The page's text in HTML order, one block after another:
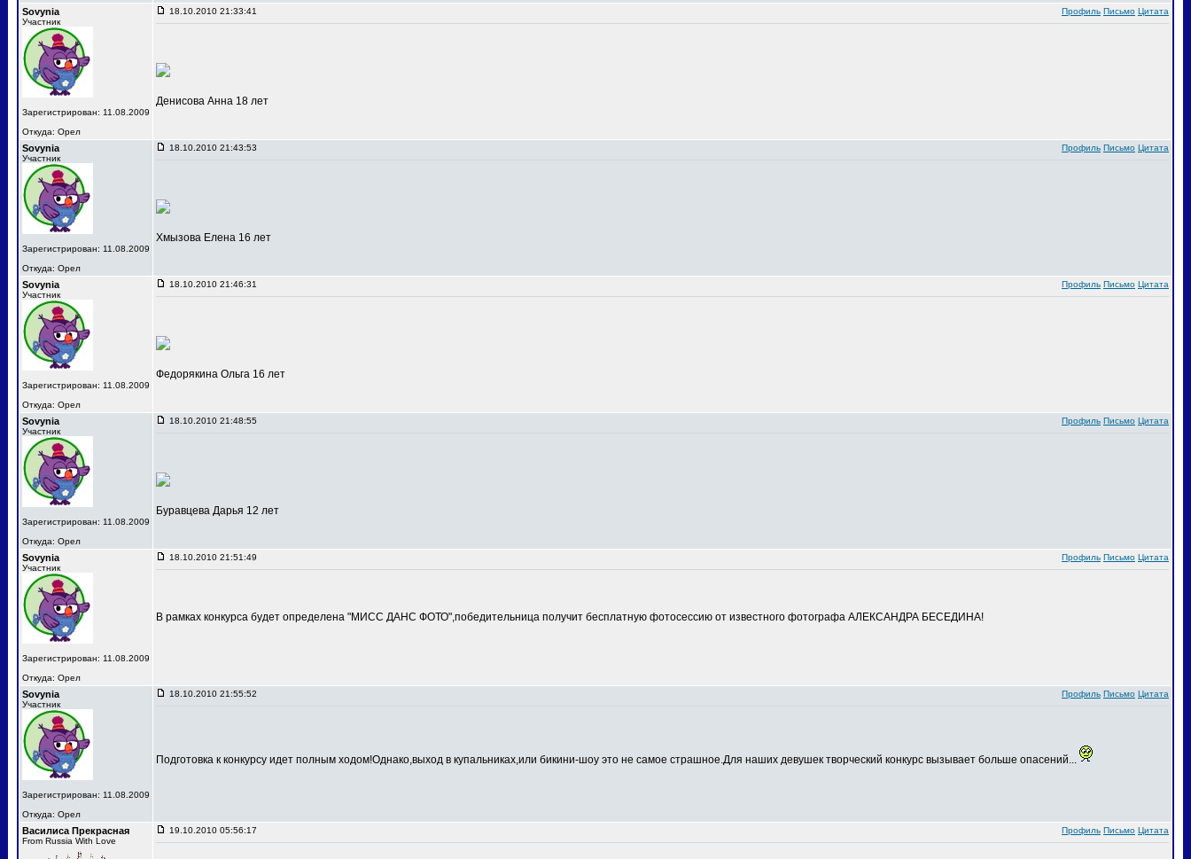
Sovynia
Участник
Зарегистрирован: 11.08.2009
Откуда: Орел
18.10.2010 21:33:41 Профиль Письмо Цитата
Денисова Анна 18 лет
Sovynia
Участник
Зарегистрирован: 11.08.2009
Откуда: Орел
18.10.2010 21:43:53 Профиль Письмо Цитата
Хмызова Елена 16 лет
Sovynia
Участник
Зарегистрирован: 11.08.2009
Откуда: Орел
18.10.2010 21:46:31 Профиль Письмо Цитата
Федорякина Ольга 16 лет
Sovynia
Участник
Зарегистрирован: 11.08.2009
Откуда: Орел
18.10.2010 21:48:55 Профиль Письмо Цитата
Буравцева Дарья 12 лет
Sovynia
Участник
Зарегистрирован: 11.08.2009
Откуда: Орел
18.10.2010 21:51:49 Профиль Письмо Цитата
В рамках конкурса будет определена "МИСС ДАНС ФОТО",победительница получит бесплатную фотосессию от известного фотографа АЛЕКСАНДРА БЕСЕДИНА!
Sovynia
Участник
Зарегистрирован: 11.08.2009
Откуда: Орел
18.10.2010 21:55:52 Профиль Письмо Цитата
Подготовка к конкурсу идет полным ходом!Однако,выход в купальниках,или бикини-шоу это не самое страшное.Для наших девушек творческий конкурс вызывает больше опасений...
Василиса Прекрасная
From Russia With Love
19.10.2010 05:56:17 Профиль Письмо Цитата